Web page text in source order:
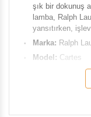
şık bir dokunuş
lamba, Ralph
yansıtırken,
Marka: Ralph
Model: Cartes
56 cm
92